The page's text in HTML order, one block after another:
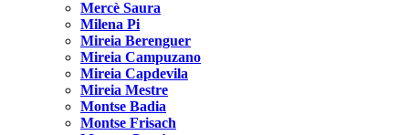
Mercè Saura
Milena Pi
Mireia Berenguer
Mireia Campuzano
Mireia Capdevila
Mireia Mestre
Montse Badia
Montse Frisach